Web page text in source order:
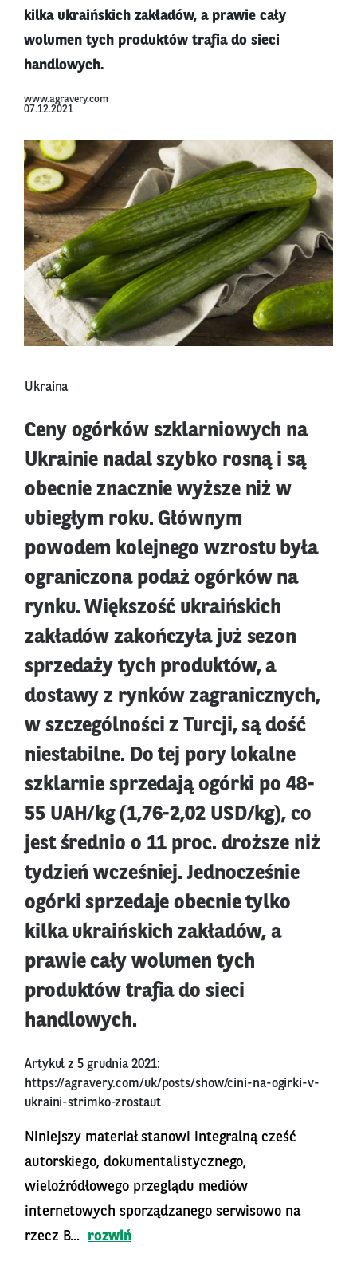
kilka ukraińskich zakładów, a prawie cały
wolumen tych produktów trafia do sieci
handlowych.
www.agravery.com
07.12.2021
Ukraina
Ceny ogórków szklarniowych na
Ukrainie nadal szybko rosną i są
obecnie znacznie wyższe niż w
ubiegłym roku. Głównym
powodem kolejnego wzrostu była
ograniczona podaż ogórków na
rynku. Większość ukraińskich
zakładów zakończyła już sezon
sprzedaży tych produktów, a
dostawy z rynków zagranicznych,
w szczególności z Turcji, są dość
niestabilne. Do tej pory lokalne
szklarnie sprzedają ogórki po 48-
55 UAH/kg (1,76-2,02 USD/kg), co
jest średnio o 11 proc. droższe niż
tydzień wcześniej. Jednocześnie
ogórki sprzedaje obecnie tylko
kilka ukraińskich zakładów, a
prawie cały wolumen tych
produktów trafia do sieci
handlowych.
Artykuł z 5 grudnia 2021:
https://agravery.com/uk/posts/show/cini-na-ogirki-v-
ukraini-strimko-zrostaut
Niniejszy materiał stanowi integralną cześć
autorskiego, dokumentalistycznego,
wieloźródłowego przeglądu mediów
internetowych sporządzanego serwisowo na
rzecz B...
rozwiń